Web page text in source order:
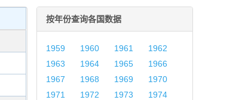
按年份查询各国数据
1959 1960 1961
1962
1963
1964 1965
1966
1967
1968 1969
1970
1971
1972 1973
1974